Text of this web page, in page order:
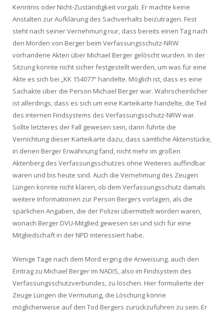
Kenntnis oder Nicht-Zuständigkeit vorgab. Er machte keine
Anstalten zur Aufklärung des Sachverhalts beizutragen. Fest
steht nach seiner Vernehmung nur, dass bereits einen Tag nach
den Morden von Berger beim Verfassungsschutz-NRW
vorhandene Akten über Michael Berger gelöscht wurden. In der
Sitzung konnte nicht sicher festgestellt werden, um was für eine
Akte es sich bei „KK 154077“ handelte. Möglich ist, dass es eine
Sachakte über die Person Michael Berger war. Wahrscheinlicher
ist allerdings, dass es sich um eine Karteikarte handelte, die Teil
des internen Findsystems des Verfassungsschutz-NRW war.
Sollte letzteres der Fall gewesen sein, dann führte die
Vernichtung dieser Karteikarte dazu, dass sämtliche Aktenstücke,
in denen Berger Erwähnung fand, nicht mehr im großen
Aktenberg des Verfassungsschutzes ohne Weiteres auffindbar
waren und bis heute sind. Auch die Vernehmung des Zeugen
Lüngen konnte nicht klären, ob dem Verfassungsschutz damals
weitere Informationen zur Person Bergers vorlagen, als die
spärlichen Angaben, die der Polizei übermittelt worden waren,
wonach Berger DVU-Mitglied gewesen sei und sich für eine
Mitgliedschaft in der NPD interessiert habe.
Wenige Tage nach dem Mord erging die Anweisung, auch den
Eintrag zu Michael Berger im NADIS, also im Findsystem des
Verfassungsschutzverbundes, zu löschen. Hier formulierte der
Zeuge Lüngen die Vermutung, die Löschung könne
möglicherweise auf den Tod Bergers zurückzuführen zu sein. Er